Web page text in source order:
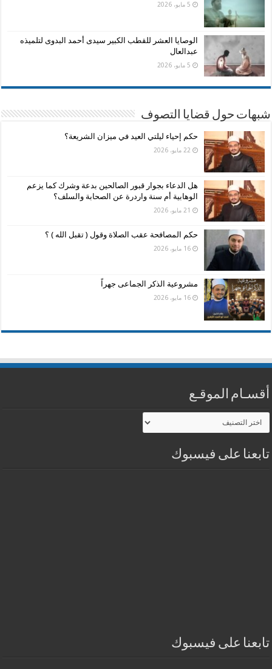
5 مايو، 2026
الوصايا العشر للقطب الكبير سيدى أحمد البدوى لتلميذه
عبدالعال
5 مايو، 2026
شبهات حول قضايا التصوف
حكم إحياء ليلتي العيد في ميزان الشريعة؟
22 مايو، 2026
هل الدعاء بجوار قبور الصالحين بدعة وشرك كما يزعم
الوهابية أم سنة واردرة عن الصحابة والسلف؟
21 مايو، 2026
حكم المصافحة عقب الصلاة وقول ( تقبل الله ) ؟
16 مايو، 2026
مشروعية الذكر الجماعى جهراً
16 مايو، 2026
أقسـام الموقـع
أقسـام
الموقـع
تابعنا على فيسبوك
تابعنا على فيسبوك